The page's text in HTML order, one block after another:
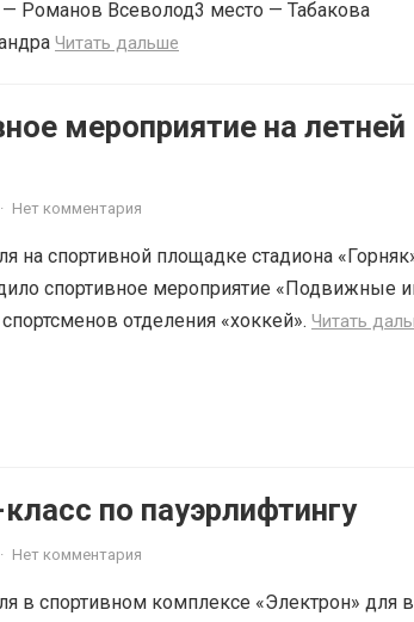
— Романов Всеволод3 место — Табакова
Читать дальше
мероприятие на летней
· Нет комментария
на спортивной площадке стадиона
спортивное мероприятие «Подвижные
отделения «хоккей». Читать
по пауэрлифтингу
· Нет комментария
в спортивном комплексе «Электрон» для